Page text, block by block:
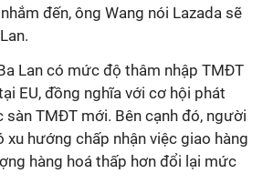
đến, ông Wang nói Lazada sẽ
Lan có mức độ thâm nhập TMĐT
EU, đồng nghĩa với cơ hội phát
sàn TMĐT mới. Bên cạnh đó, người
xu hướng chấp nhận việc giao hàng
hàng hoá thấp hơn đổi lại mức